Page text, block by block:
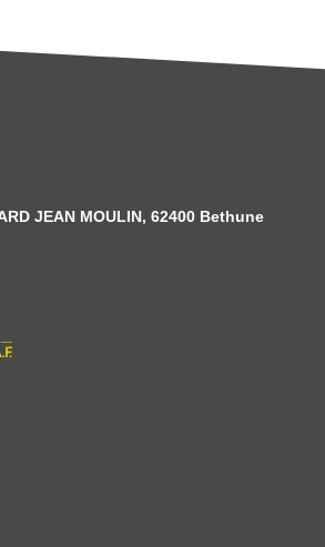
JEAN MOULIN, 62400 Bethune